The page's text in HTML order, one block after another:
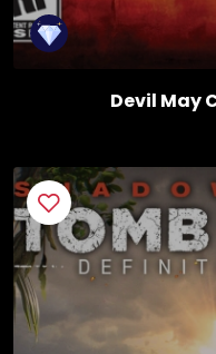
Devil May